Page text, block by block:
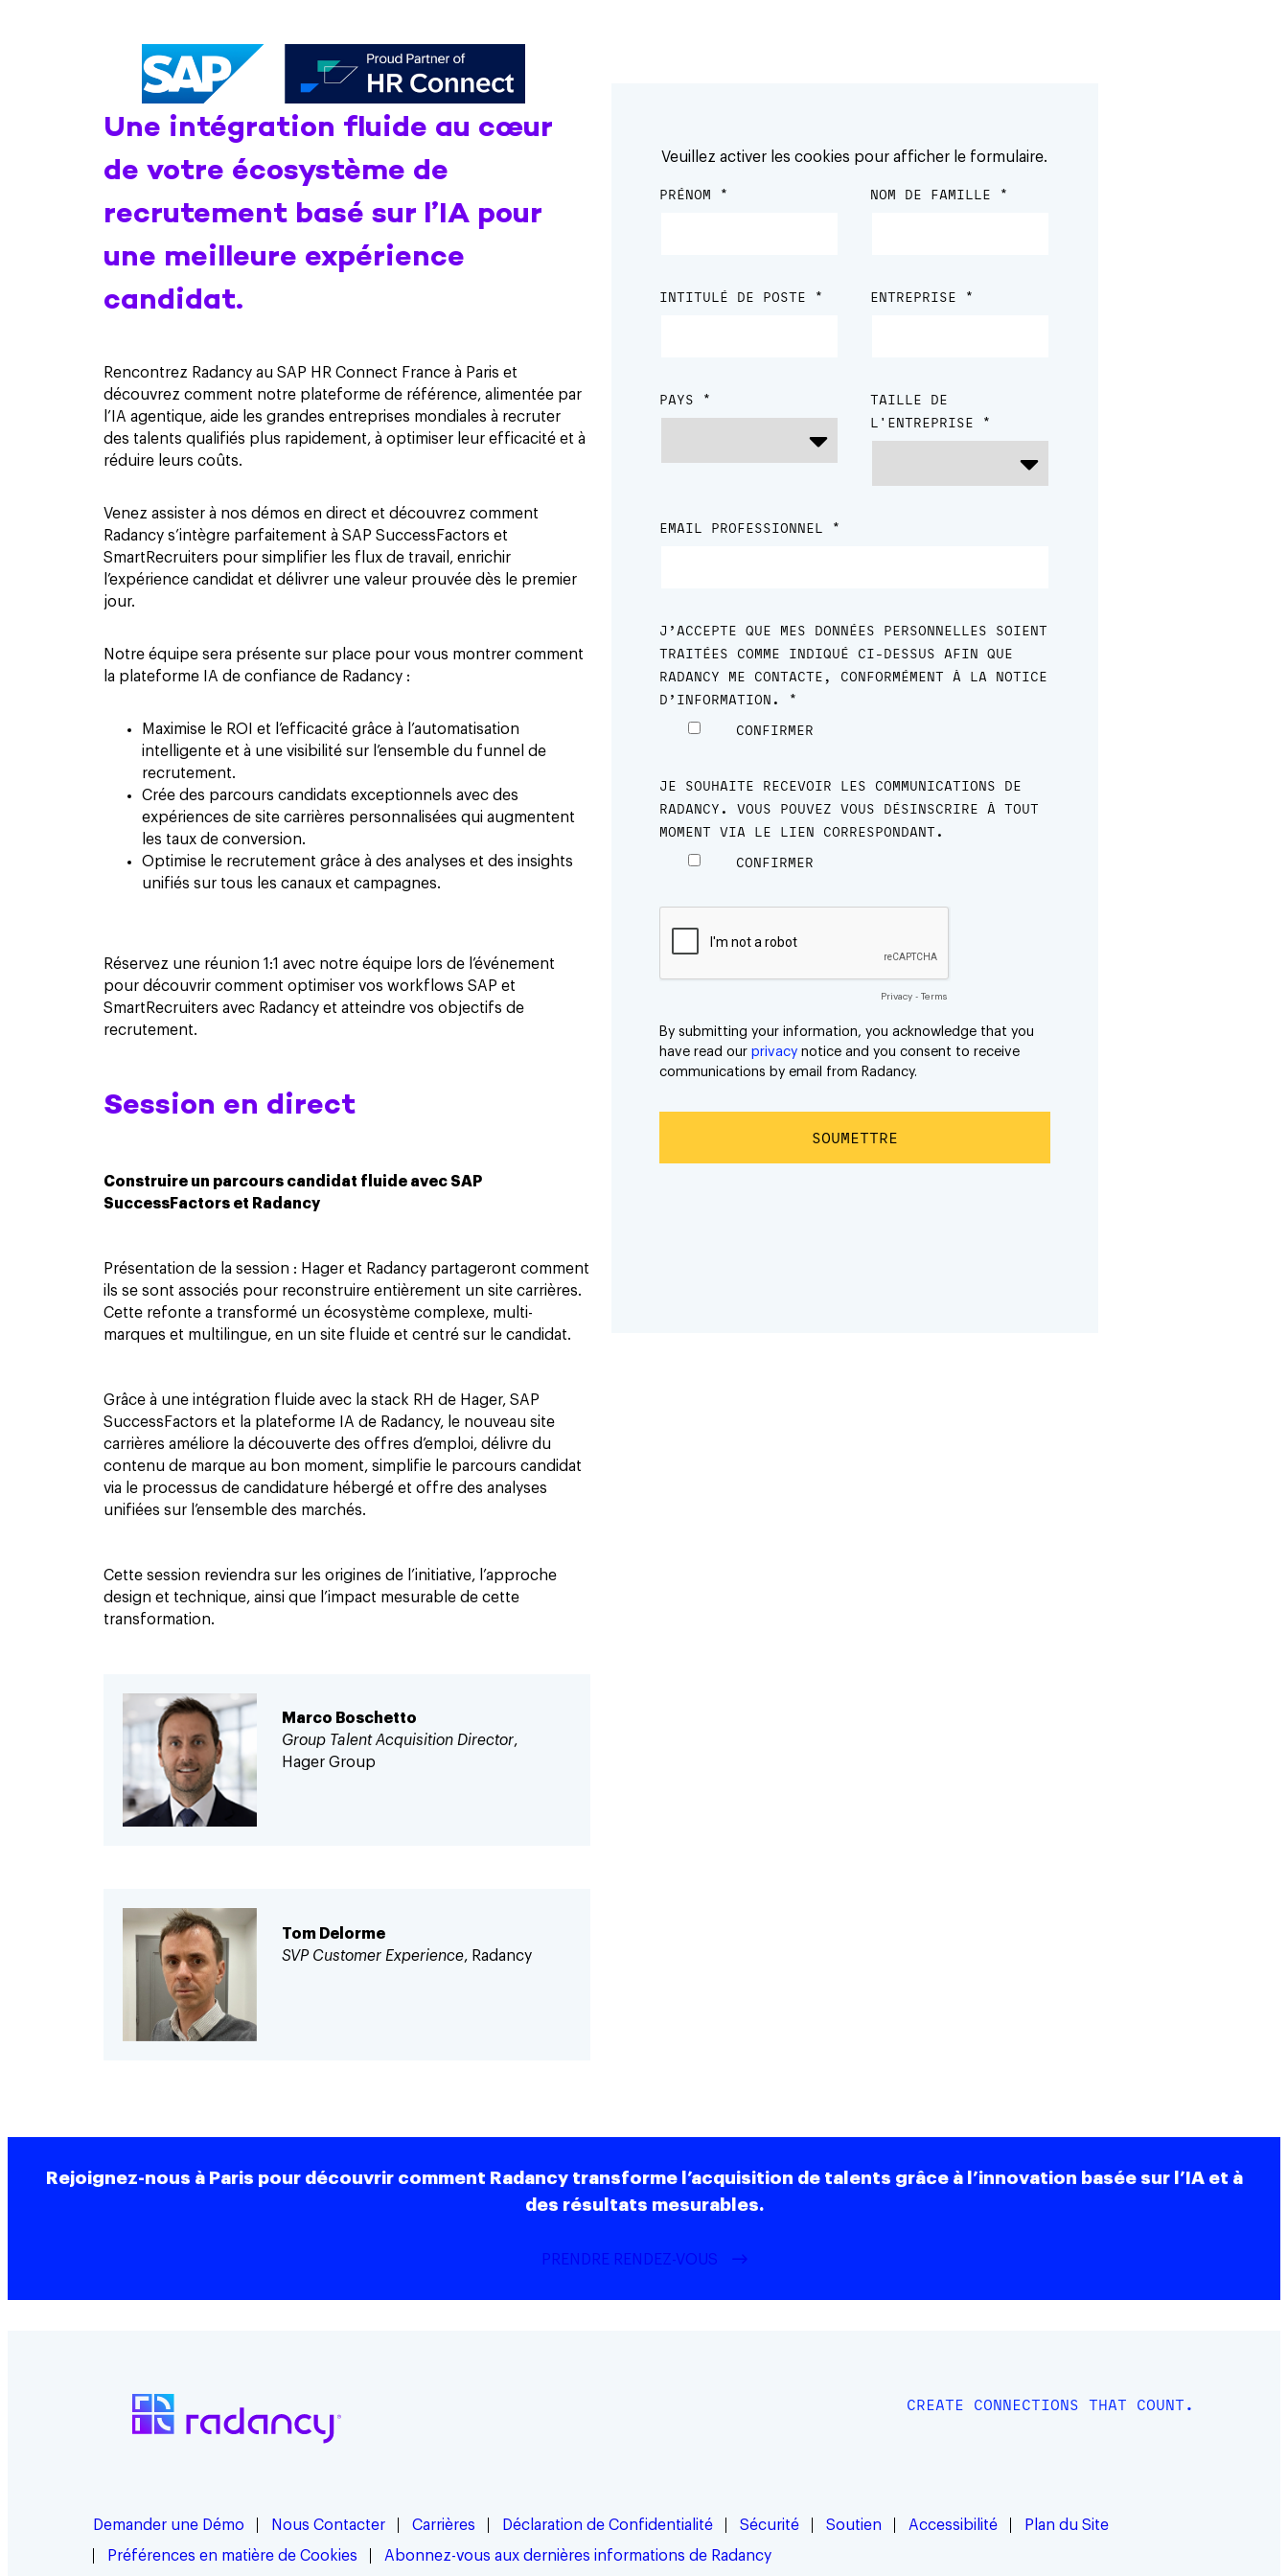
Une intégration fluide au cœur
de votre écosystème de
recrutement basé sur l’IA pour
une meilleure expérience
candidat.
Rencontrez Radancy au SAP HR Connect France à Paris et
découvrez comment notre plateforme de référence, alimentée par
l’IA agentique, aide les grandes entreprises mondiales à recruter
des talents qualifiés plus rapidement, à optimiser leur efficacité et à
réduire leurs coûts.
Venez assister à nos démos en direct et découvrez comment
Radancy s’intègre parfaitement à SAP SuccessFactors et
SmartRecruiters pour simplifier les flux de travail, enrichir
l’expérience candidat et délivrer une valeur prouvée dès le premier
jour.
Notre équipe sera présente sur place pour vous montrer comment
la plateforme IA de confiance de Radancy :
Maximise le ROI et l’efficacité grâce à l’automatisation
intelligente et à une visibilité sur l’ensemble du funnel de
recrutement.
Crée des parcours candidats exceptionnels avec des
expériences de site carrières personnalisées qui augmentent
les taux de conversion.
Optimise le recrutement grâce à des analyses et des insights
unifiés sur tous les canaux et campagnes.
Réservez une réunion 1:1 avec notre équipe lors de l’événement
pour découvrir comment optimiser vos workflows SAP et
SmartRecruiters avec Radancy et atteindre vos objectifs de
recrutement.
Session en direct
Construire un parcours candidat fluide avec SAP
SuccessFactors et Radancy
Présentation de la session : Hager et Radancy partageront comment
ils se sont associés pour reconstruire entièrement un site carrières.
Cette refonte a transformé un écosystème complexe, multi-
marques et multilingue, en un site fluide et centré sur le candidat.
Grâce à une intégration fluide avec la stack RH de Hager, SAP
SuccessFactors et la plateforme IA de Radancy, le nouveau site
carrières améliore la découverte des offres d’emploi, délivre du
contenu de marque au bon moment, simplifie le parcours candidat
via le processus de candidature hébergé et offre des analyses
unifiées sur l’ensemble des marchés.
Cette session reviendra sur les origines de l’initiative, l’approche
design et technique, ainsi que l’impact mesurable de cette
transformation.
Marco Boschetto
Group Talent Acquisition Director,
Hager Group
Tom Delorme
SVP Customer Experience, Radancy
Veuillez activer les cookies pour afficher le formulaire.
Rejoignez-nous à Paris pour découvrir comment Radancy transforme l’acquisition de talents grâce à l’innovation basée sur l’IA et à
des résultats mesurables.
PRENDRE RENDEZ-VOUS
CREATE CONNECTIONS THAT COUNT.
Demander une Démo Nous Contacter Carrières Déclaration de Confidentialité Sécurité Soutien Accessibilité
Plan du Site
Préférences en matière de Cookies
Abonnez-vous aux dernières informations de Radancy